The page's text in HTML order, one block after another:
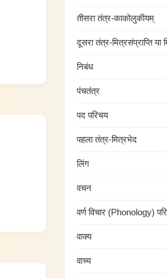
तीसरा तंत्र-काकोलुकीयम्
दूसरा तंत्र-मित्रसंप्राप्ति या
निबंध
पंचतंत्र
पद परिचय
पहला तंत्र-मित्रभेद
लिंग
वचन
वर्ण विचार (Phonology)
वाक्य
वाच्य